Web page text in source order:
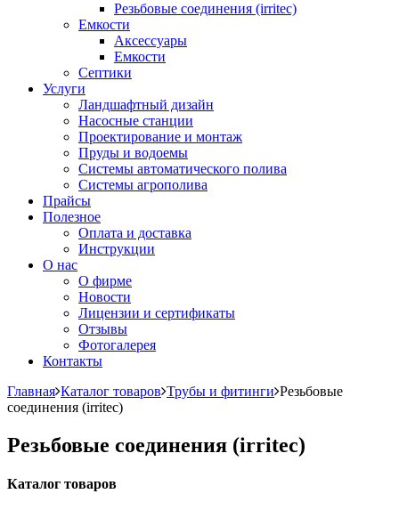
Резьбовые соединения (irritec)
Емкости
Аксессуары
Емкости
Септики
Услуги
Ландшафтный дизайн
Насосные станции
Проектирование и монтаж
Пруды и водоемы
Системы автоматического полива
Системы агрополива
Прайсы
Полезное
Оплата и доставка
Инструкции
О нас
О фирме
Новости
Лицензии и сертификаты
Отзывы
Фотогалерея
Контакты
Главная Каталог товаров Трубы и фитинги Резьбовые
соединения (irritec)
Резьбовые соединения (irritec)
Каталог товаров